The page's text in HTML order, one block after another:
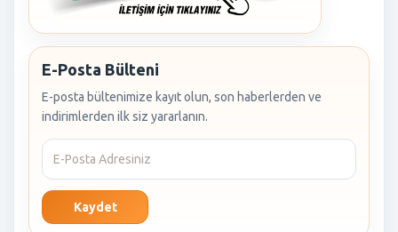
E-Posta Bülteni
E-posta bültenimize kayıt olun, son haberlerden ve
indirimlerden ilk siz yararlanın.
Kaydet